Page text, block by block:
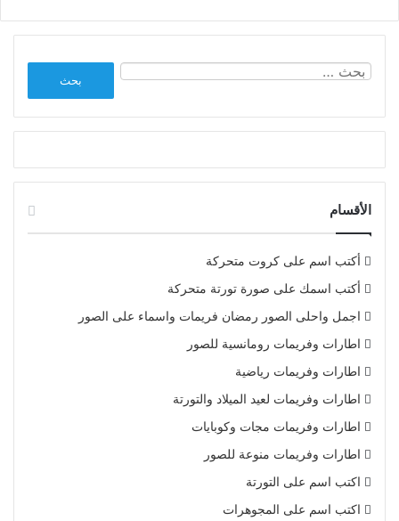
الأقسام
أكتب اسم على كروت متحركة
أكتب اسمك على صورة تورتة متحركة
اجمل واحلى الصور رمضان فريمات واسماء على الصور
اطارات وفريمات رومانسية للصور
اطارات وفريمات رياضية
اطارات وفريمات لعيد الميلاد والتورتة
اطارات وفريمات مجات وكوبايات
اطارات وفريمات منوعة للصور
اكتب اسم على التورتة
اكتب اسم على المجوهرات